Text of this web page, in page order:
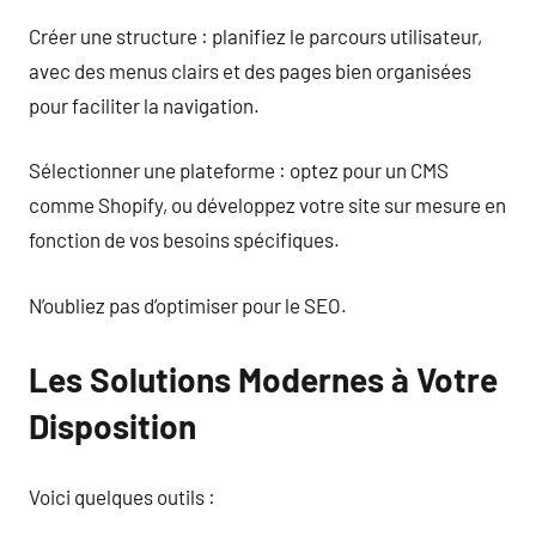
Créer une structure : planifiez le parcours utilisateur,
avec des menus clairs et des pages bien organisées
pour faciliter la navigation.
Sélectionner une plateforme : optez pour un CMS
comme Shopify, ou développez votre site sur mesure en
fonction de vos besoins spécifiques.
N’oubliez pas d’optimiser pour le SEO.
Les Solutions Modernes à Votre
Disposition
Voici quelques outils :